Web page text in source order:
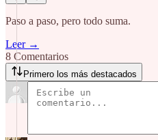
Paso a paso, pero todo suma.
Leer →
8 Comentarios
Primero los más destacados